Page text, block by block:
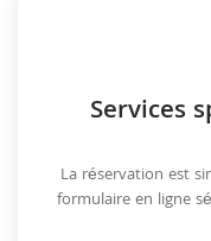
Services
La réservation est
formulaire en ligne